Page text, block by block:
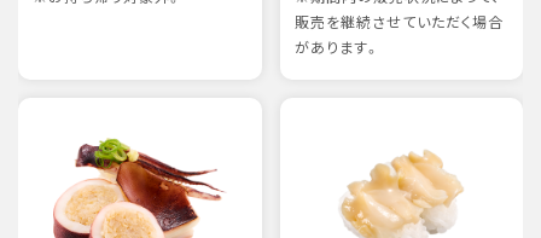
販売を継続させていただく場合
があります。